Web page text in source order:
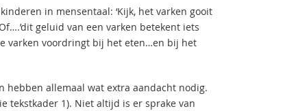
in mensentaal: ‘Kijk, het varken gooit
geluid van een varken betekent iets
varken voordringt bij het eten…en bij het
hebben allemaal wat extra aandacht nodig.
tekstkader 1). Niet altijd is er sprake van